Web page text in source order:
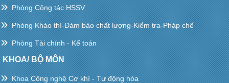
Phòng Công tác HSSV
Phòng Khảo thí-Đảm bảo chất lượng-Kiểm tra-Pháp chế
Phòng Tài chính - Kế toán
KHOA/ BỘ MÔN
Khoa Công nghệ Cơ khí - Tự động hóa